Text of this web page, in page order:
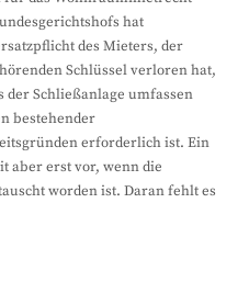
hat
des Mieters, der
Schlüssel verloren hat,
der Schließanlage umfassen
bestehender
erforderlich ist. Ein
aber erst vor, wenn die
worden ist. Daran fehlt es